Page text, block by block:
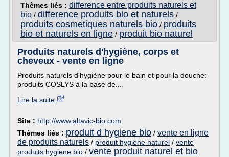
Thèmes liés : difference entre produits naturels et
bio / difference produits bio et naturels /
produits cosmetiques naturels bio / produits
bio et naturels en ligne / produit bio naturel
Produits naturels d'hygiène, corps et
cheveux - vente en ligne
Produits naturels d'hygiène pour le bain et pour la douche:
produits COSLYS à la base de...
Lire la suite
Site : http://www.altavic-bio.com
Thèmes liés : produit d hygiene bio / vente en ligne
de produits naturels / produit hygiene naturel / vente
produits hygiene bio / vente produit naturel et bio